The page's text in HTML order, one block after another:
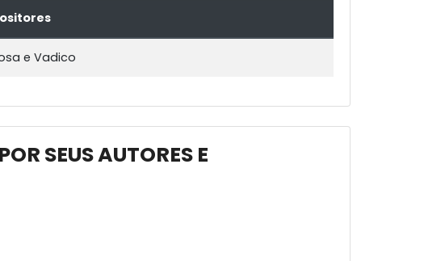
e Vadico
SEUS AUTORES E